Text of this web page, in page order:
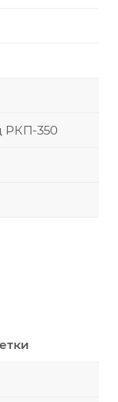
РКП-350